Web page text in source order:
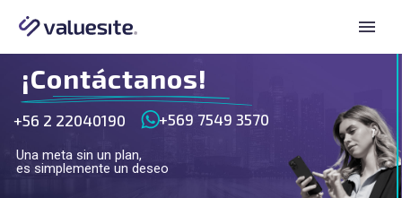
+569 7549 3570
¡Contáctanos!
+56 2 22040190
Una meta sin un plan,
es simplemente un deseo